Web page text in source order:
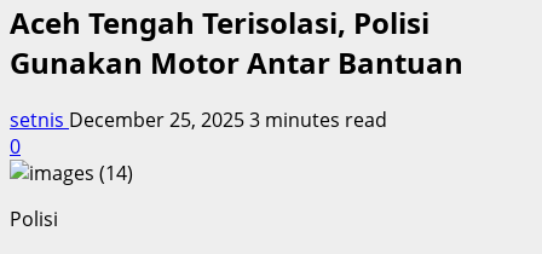
Aceh Tengah Terisolasi, Polisi
Gunakan Motor Antar Bantuan
setnis December 25, 20253 minutes read
0
Polisi